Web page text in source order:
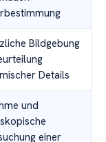
Bildgebung
Details
und
einer